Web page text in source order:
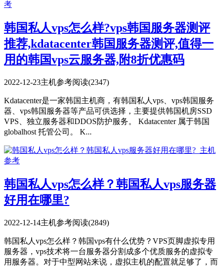
韩国私人vps怎么样?vps韩国服务器测评
推荐,kdatacenter韩国服务器测评,值得一
用的韩国vps云服务器,附8折优惠码
2022-12-23主机参考阅读(2347)
Kdatacenter是一家韩国主机商，有韩国私人vps、vps韩国服务
器、vps韩国服务器等产品可供选择，主要提供韩国机房SSD
VPS、独立服务器和DDOS防护服务。 Kdatacenter 属于韩国
globalhost 托管公司。 K...
韩国私人vps怎么样？韩国私人vps服务器
好用在哪里?
2022-12-14主机参考阅读(2849)
韩国私人vps怎么样？韩国vps有什么优势？VPS页脚虚拟专用
服务器，vps技术将一台服务器分割成多个优质服务的虚拟专
用服务器。对于中型网站来说，虚拟主机的配置就足够了，而